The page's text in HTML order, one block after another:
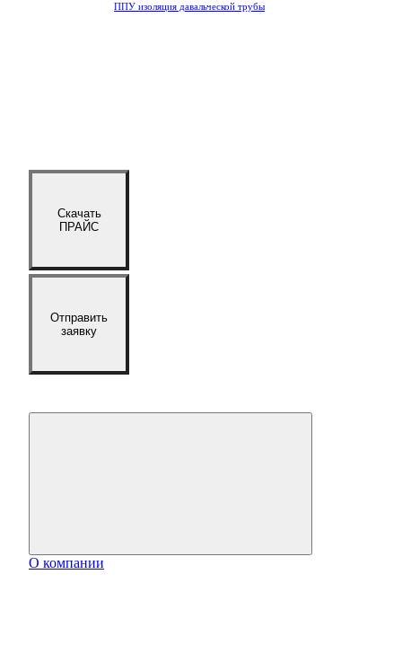
ППУ изоляция давальческой трубы
Скачать
ПРАЙС
Отправить
заявку
О компании